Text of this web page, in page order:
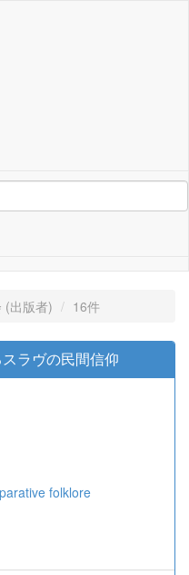
(出版者) 16件
ラヴの民間信仰
folklore